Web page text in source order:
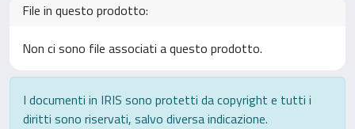
File in questo prodotto:
Non ci sono file associati a questo prodotto.
I documenti in IRIS sono protetti da copyright e tutti i
diritti sono riservati, salvo diversa indicazione.